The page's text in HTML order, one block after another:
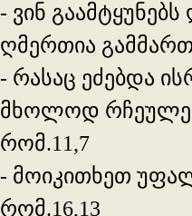
- ვინ
ღმერთია
- რასაც ეძებდა
მხოლოდ
რომ.11,7
- მოიკითხეთ
რომ.16,13